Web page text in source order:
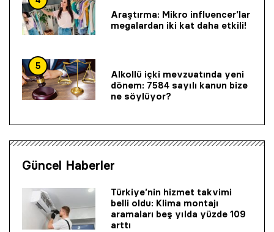
Araştırma: Mikro influencer’lar
megalardan iki kat daha etkili!
5
Alkollü içki mevzuatında yeni
dönem: 7584 sayılı kanun bize
ne söylüyor?
Güncel Haberler
Türkiye’nin hizmet takvimi
belli oldu: Klima montajı
aramaları beş yılda yüzde 109
arttı